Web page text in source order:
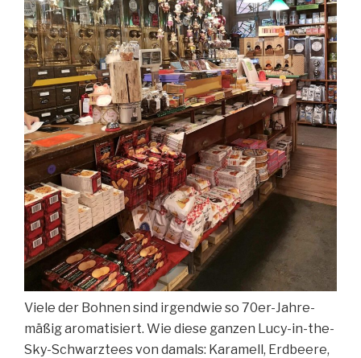
Viele der Bohnen sind irgendwie so 70er-Jahre-
mäßig aromatisiert. Wie diese ganzen Lucy-in-the-
Sky-Schwarztees von damals: Karamell, Erdbeere,